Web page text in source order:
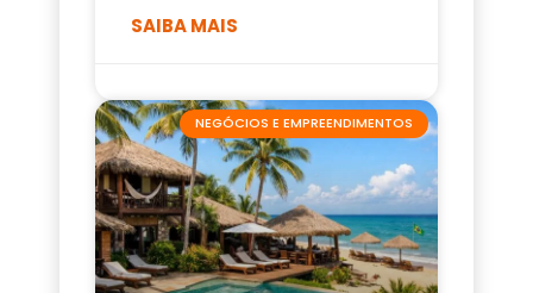
SAIBA MAIS
NEGÓCIOS E EMPREENDIMENTOS